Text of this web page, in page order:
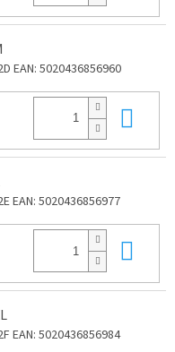
EAN: 5020436856960
EAN: 5020436856977
EAN: 5020436856984